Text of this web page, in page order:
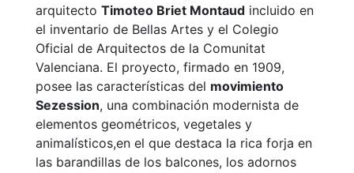
arquitecto Timoteo Briet Montaud incluido en
el inventario de Bellas Artes y el Colegio
Oficial de Arquitectos de la Comunitat
Valenciana. El proyecto, firmado en 1909,
posee las características del movimiento
Sezession, una combinación modernista de
elementos geométricos, vegetales y
animalísticos,en el que destaca la rica forja en
las barandillas de los balcones, los adornos